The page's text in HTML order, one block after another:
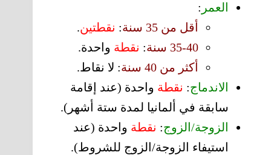
العمر :
أقل من 35 سنة
: نقطتين.
35-40 سنة
: نقطة واحدة.
أكثر من 40 سنة
: لا نقاط.
الاندماج: نقطة واحدة (عند إقامة
سابقة في ألمانيا لمدة ستة أشهر).
الزوجة/الزوج: نقطة واحدة (عند
استيفاء الزوجة/الزوج للشروط).